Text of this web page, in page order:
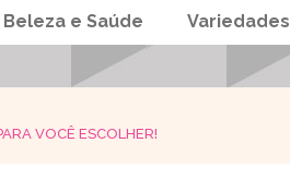
Beleza e Saúde Variedades
VOCÊ ESCOLHER!